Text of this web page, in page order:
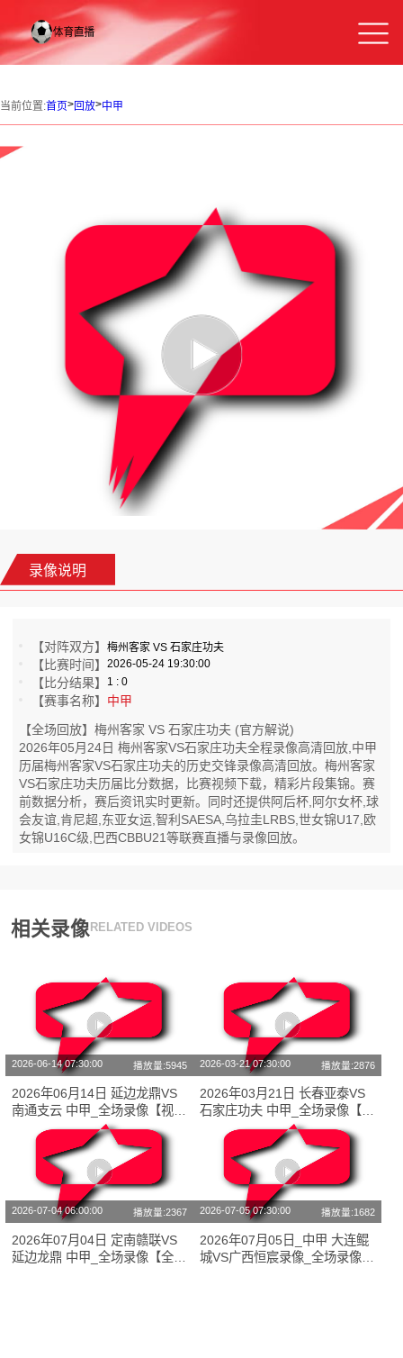
当前位置:首页>回放>中甲
录像说明
【对阵双方】梅州客家 VS 石家庄功夫
【比赛时间】2026-05-24 19:30:00
【比分结果】 1 : 0
【赛事名称】 中甲
【全场回放】梅州客家 VS 石家庄功夫 (官方解说)
2026年05月24日 梅州客家VS石家庄功夫全程录像高清回放,中甲
历届梅州客家VS石家庄功夫的历史交锋录像高清回放。梅州客家
VS石家庄功夫历届比分数据，比赛视频下载，精彩片段集锦。赛
前数据分析，赛后资讯实时更新。同时还提供阿后杯,阿尔女杯,球
会友谊,肯尼超,东亚女运,智利SAESA,乌拉圭LRBS,世女锦U17,欧
女锦U16C级,巴西CBBU21等联赛直播与录像回放。
相关录像 RELATED VIDEOS
2026-06-14 07:30:00 播放量:5945
2026年06月14日 延边龙鼎VS
南通支云 中甲_全场录像【视频
集锦】
2026-03-21 07:30:00 播放量:2876
2026年03月21日 长春亚泰VS
石家庄功夫 中甲_全场录像【视
频集锦】
2026-07-04 06:00:00 播放量:2367
2026年07月04日 定南赣联VS
延边龙鼎 中甲_全场录像【全场
2026-07-05 07:30:00 播放量:1682
2026年07月05日_中甲 大连鲲
城VS广西恒宸录像_全场录像